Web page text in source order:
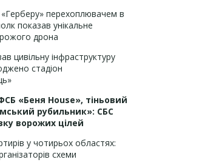
перехоплювачем в
показав унікальне
дрона
цивільну інфраструктуру
стадіон
«Беня House», тіньовий
рубильник»: СБС
ворожих цілей
у чотирьох областях:
схеми